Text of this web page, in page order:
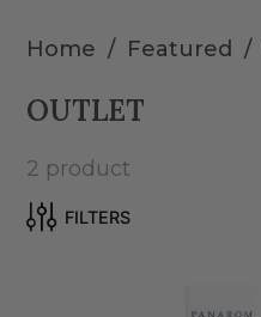
Home Featured
OUTLET
2 product